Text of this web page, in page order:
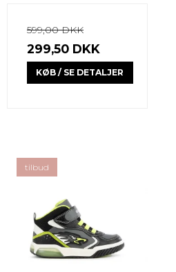
599,00 DKK
299,50 DKK
KØB / SE DETALJER
tilbud